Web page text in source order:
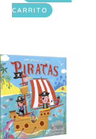
CARRITO